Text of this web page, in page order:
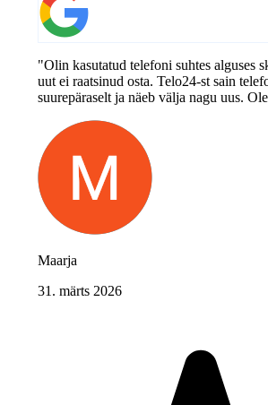
"Olin kasutatud telefoni suhtes alguses
uut ei raatsinud osta. Telo24-st sain
suurepäraselt ja näeb välja nagu uus.
Maarja
31. märts 2026